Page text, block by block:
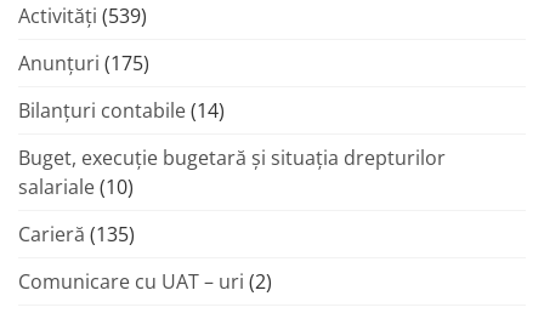
Activități (539)
Anunțuri (175)
Bilanțuri contabile(14)
Buget, execuție bugetară și situația drepturilor
salariale(10)
Carieră (135)
Comunicare cu UAT – uri (2)